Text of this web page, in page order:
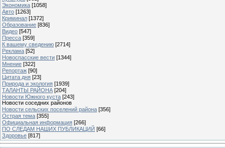
Экономика [1058]
Авто [1263]
Криминал [1372]
Образование [836]
Видео [547]
Пресса [359]
К вашему сведению [2714]
Реклама [52]
Новоспасские вести [1344]
Мнение [322]
Репортаж [90]
Цитата дня [23]
Природа и экология [1939]
ТАЛАНТЫ РАЙОНА [204]
Новости Южного куста [243]
Новости соседних районов
Новости сельских поселений района [356]
Острая тема [355]
Официальная информация [266]
ПО СЛЕДАМ НАШИХ ПУБЛИКАЦИЙ [66]
Здоровье [817]